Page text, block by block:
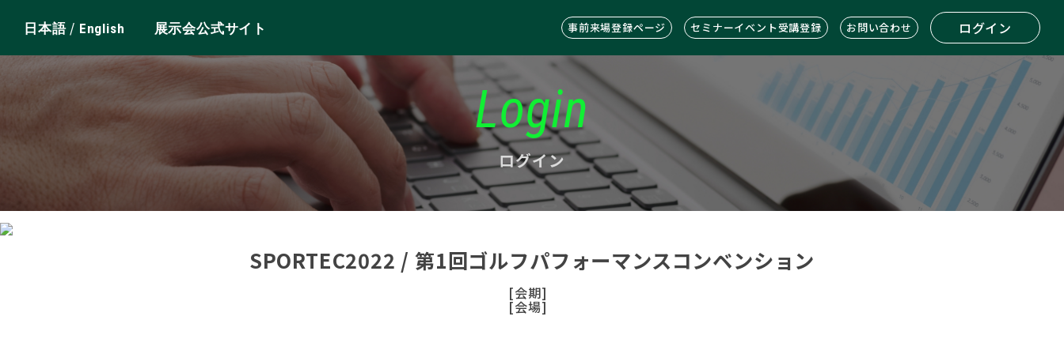
日本語/ English 展示会公式サイト 事前来場登録ページ セミナーイベント受講登録 お問い合わせ ログイン
Login
ログイン
SPORTEC2022 / 第1回ゴルフパフォーマンスコンベンション
[会期]
[会場]